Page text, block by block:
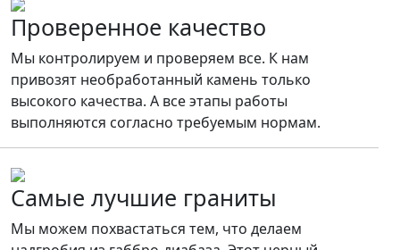
Проверенное качество
Мы контролируем и проверяем все. К нам
привозят необработанный камень только
высокого качества. А все этапы работы
выполняются согласно требуемым нормам.
Самые лучшие граниты
Мы можем похвастаться тем, что делаем